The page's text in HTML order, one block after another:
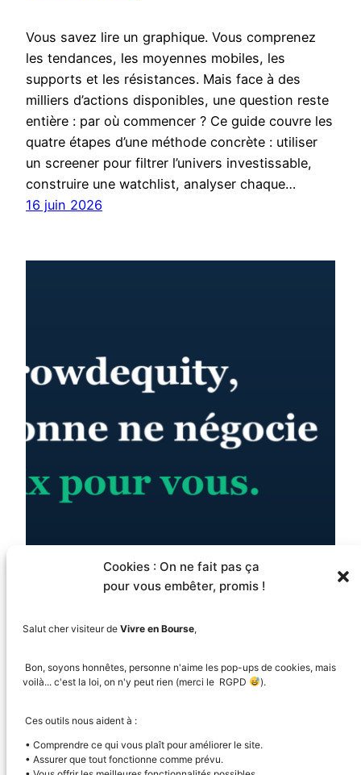
Cookies : On ne fait pas ça
pour vous embêter, promis !
Salut cher visiteur de Vivre en Bourse,
Bon, soyons honnêtes, personne n'aime les pop-ups de cookies, mais
voilà... c'est la loi, on n'y peut rien (merci le RGPD
).
Ces outils nous aident à :
• Comprendre ce qui vous plaît pour améliorer le site.
• Assurer que tout fonctionne comme prévu.
Vous savez lire un graphique. Vous comprenez
les tendances, les moyennes mobiles, les
supports et les résistances. Mais face à des
milliers d’actions disponibles, une question reste
entière : par où commencer ? Ce guide couvre les
quatre étapes d’une méthode concrète : utiliser
un screener pour filtrer l’univers investissable,
construire une watchlist, analyser chaque…
16 juin 2026
Faut-il investir
dans Limova ? La
grille de lecture
d’une levée en